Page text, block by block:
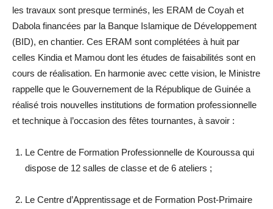
les travaux sont presque terminés, les ERAM de Coyah et
Dabola financées par la Banque Islamique de Développement
(BID), en chantier. Ces ERAM sont complétées à huit par
celles Kindia et Mamou dont les études de faisabilités sont en
cours de réalisation. En harmonie avec cette vision, le Ministre
rappelle que le Gouvernement de la République de Guinée a
réalisé trois nouvelles institutions de formation professionnelle
et technique à l’occasion des fêtes tournantes, à savoir :
Le Centre de Formation Professionnelle de Kouroussa qui
dispose de 12 salles de classe et de 6 ateliers ;
Le Centre d’Apprentissage et de Formation Post-Primaire